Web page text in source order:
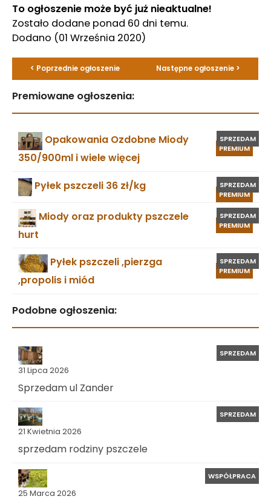
To ogłoszenie może być już nieaktualne!
Zostało dodane ponad 60 dni temu.
Dodano (01 Września 2020)
< Poprzednie ogłoszenie Następne ogłoszenie >
Premiowane ogłoszenia:
PREMIUM
SPRZEDAM
Opakowania Ozdobne Miody
350/900ml i wiele więcej
PREMIUM
SPRZEDAM
Pyłek pszczeli 36 zł/kg
PREMIUM
SPRZEDAM
Miody oraz produkty pszczele
hurt
PREMIUM
SPRZEDAM
Pyłek pszczeli ,pierzga
,propolis i miód
Podobne ogłoszenia:
31 Lipca 2026
SPRZEDAM
Sprzedam ul Zander
21 Kwietnia 2026
SPRZEDAM
sprzedam rodziny pszczele
25 Marca 2026
WSPÓŁPRACA